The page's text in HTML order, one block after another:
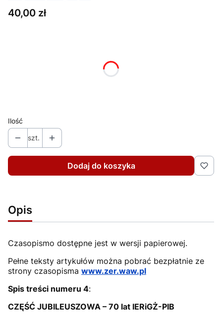
Cena
40,00 zł
Ilość
szt.
Dodaj do koszyka
Opis
Czasopismo dostępne jest w wersji papierowej.
Pełne teksty artykułów można pobrać bezpłatnie ze
strony czasopisma www.zer.waw.pl
Spis treści numeru 4:
CZĘŚĆ JUBILEUSZOWA – 70 lat IERiGŻ-PIB